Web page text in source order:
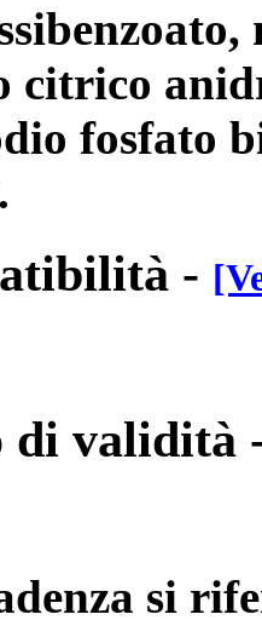
citrico
fosfato
-
di validità
si